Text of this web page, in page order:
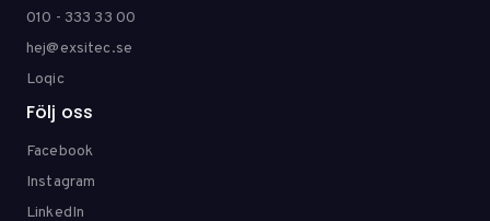
010 - 333 33 00
hej@exsitec.se
Loqic
Följ oss
Facebook
Instagram
LinkedIn